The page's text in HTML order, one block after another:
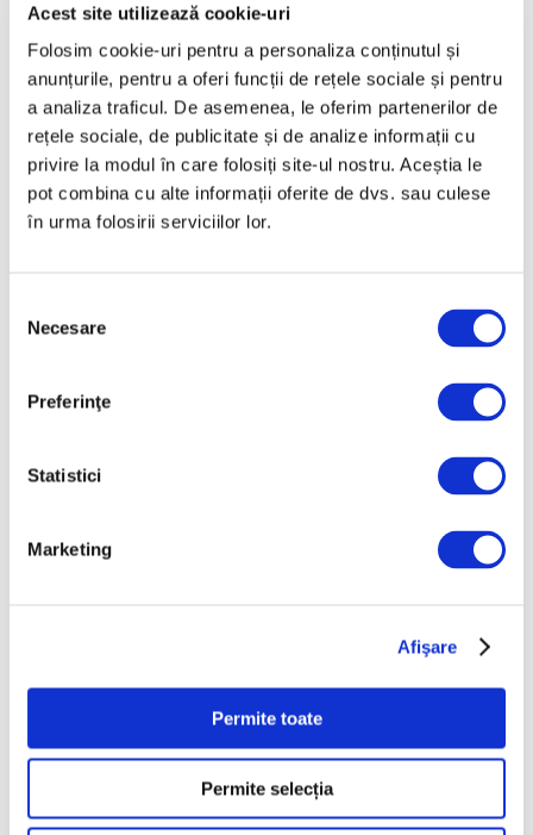
Acest site utilizează cookie-uri
Folosim cookie-uri pentru a personaliza conținutul și
anunțurile, pentru a oferi funcții de rețele sociale și pentru
a analiza traficul. De asemenea, le oferim partenerilor de
rețele sociale, de publicitate și de analize informații cu
privire la modul în care folosiți site-ul nostru. Aceștia le
pot combina cu alte informații oferite de dvs. sau culese
în urma folosirii serviciilor lor.
consimțământului
Necesare
Preferinţe
Statistici
Marketing
Afişare
Permite toate
Permite selecția
Martie 2025
Februarie 2025
Ianuarie 2025
Decembrie 2024
Noiembrie 2024
Octombrie 2024
Septembrie 2024
Ianuarie 2024
Septembrie 2023
Iulie 2023